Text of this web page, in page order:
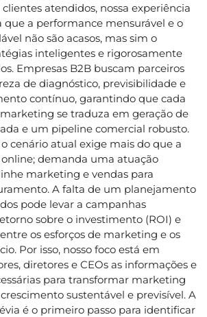
atendidos, nossa experiência
que a performance mensurável e o
não são acasos, mas sim o
inteligentes e rigorosamente
Empresas B2B buscam parceiros
de diagnóstico, previsibilidade e
contínuo, garantindo que cada
se traduza em geração de
e um pipeline comercial robusto.
cenário atual exige mais do que a
demanda uma atuação
marketing e vendas para
A falta de um planejamento
pode levar a campanhas
sobre o investimento (ROI) e
os esforços de marketing e os
Por isso, nosso foco está em
diretores e CEOs as informações e
para transformar marketing
sustentável e previsível. A
é o primeiro passo para identificar